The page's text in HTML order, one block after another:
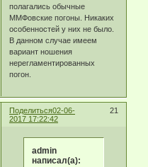
полагались обычные
ММФовские погоны. Никаких
особенностей у них не было.
В данном случае имеем
вариант ношения
нерегламентированных
погон.
Поделиться 21
02-06-
2017 17:22:42
admin
написал(а):